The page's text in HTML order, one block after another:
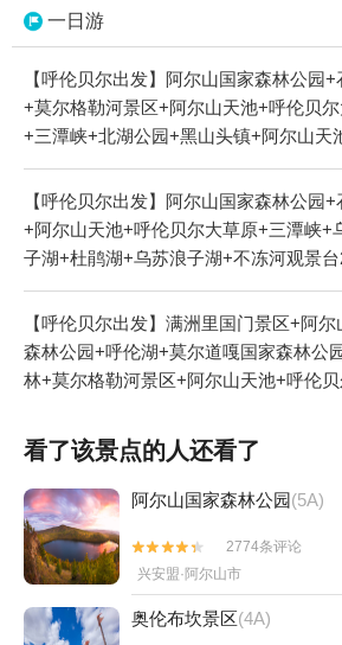
一日游
【呼伦贝尔出发】阿尔山国家森林公园+
+莫尔格勒河景区+阿尔山天池+呼伦贝
+三潭峡+北湖公园+黑山头镇+阿尔山天
湖6日游
【呼伦贝尔出发】阿尔山国家森林公园+
+阿尔山天池+呼伦贝尔大草原+三潭峡+
子湖+杜鹃湖+乌苏浪子湖+不冻河观景
【呼伦贝尔出发】满洲里国门景区+阿尔
森林公园+呼伦湖+莫尔道嘎国家森林公
林+莫尔格勒河景区+阿尔山天池+呼伦贝
+敖鲁古雅使鹿部落景区+乌苏浪子湖+扎
博物馆+186彩带河+额尔古纳国家湿地公
韦奥洛契庄园界河风景区+额尔古纳河·乌
区+大型马术实景剧《蒙古马颂》+黑山
鹃湖+不冻河观景台+伊尔施镇7日游
看了该景点的人还看了
阿尔山国家森林公园(5A)


2774条评论
兴安盟·阿尔山市
奥伦布坎景区(4A)